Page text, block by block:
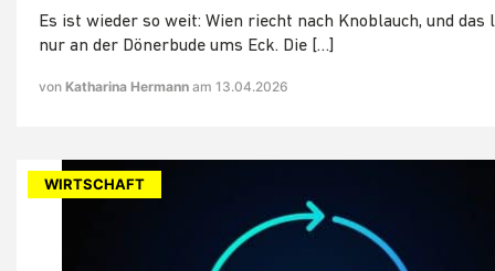
Es ist wieder so weit: Wien riecht nach Knoblauch, und das
nur an der Dönerbude ums Eck. Die […]
von Katharina Hermann am 13.04.2026
WIRTSCHAFT